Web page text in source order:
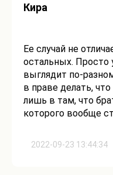
2022-09-23 13:44:34
Кира
Ее случай не
остальных. Просто
выглядит по-
в праве делать,
лишь в там, что
которого вообще